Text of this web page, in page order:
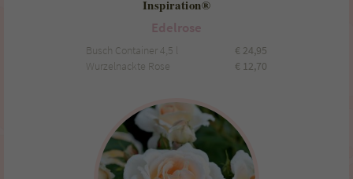
Inspiration®
Edelrose
Busch Container 4,5 l € 24,95
Wurzelnackte Rose
€ 12,70